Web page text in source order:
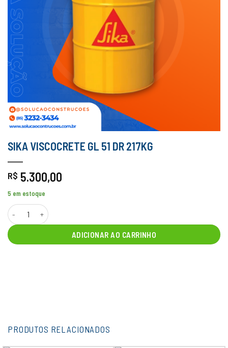
SIKA VISCOCRETE GL 51 DR 217KG
R$ 5.300,00
5 em estoque
SIKA VISCOCRETE GL 51 DR 217KG quantidade
ADICIONAR AO CARRINHO
PRODUTOS RELACIONADOS